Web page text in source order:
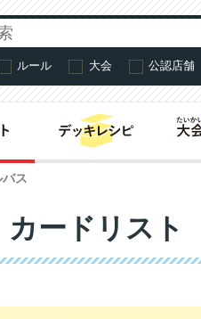
ルール 大会 公認店舗
ス
カードリスト